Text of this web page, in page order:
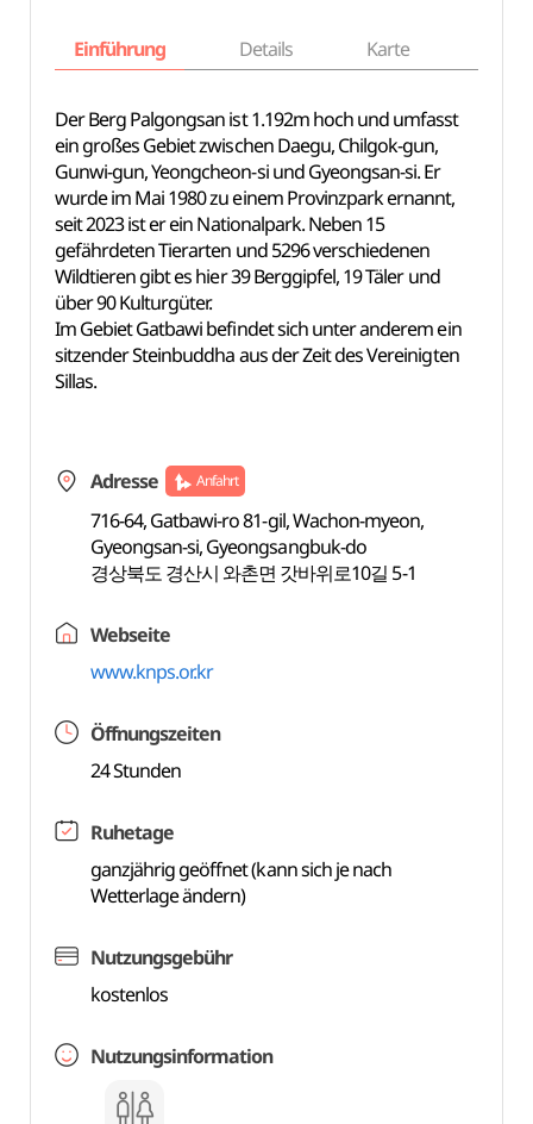
Einführung Details Karte
Der Berg Palgongsan ist 1.192m hoch und umfasst
ein großes Gebiet zwischen Daegu, Chilgok-gun,
Gunwi-gun, Yeongcheon-si und Gyeongsan-si. Er
wurde im Mai 1980 zu einem Provinzpark ernannt,
seit 2023 ist er ein Nationalpark. Neben 15
gefährdeten Tierarten und 5296 verschiedenen
Wildtieren gibt es hier 39 Berggipfel, 19 Täler und
über 90 Kulturgüter.
Im Gebiet Gatbawi befindet sich unter anderem ein
sitzender Steinbuddha aus der Zeit des Vereinigten
Sillas.
Adresse Anfahrt
716-64, Gatbawi-ro 81-gil, Wachon-myeon,
Gyeongsan-si, Gyeongsangbuk-do
경상북도 경산시 와촌면 갓바위로10길 5-1
Webseite
www.knps.or.kr
Öffnungszeiten
24 Stunden
Ruhetage
ganzjährig geöffnet (kann sich je nach
Wetterlage ändern)
Nutzungsgebühr
kostenlos
Nutzungsinformation